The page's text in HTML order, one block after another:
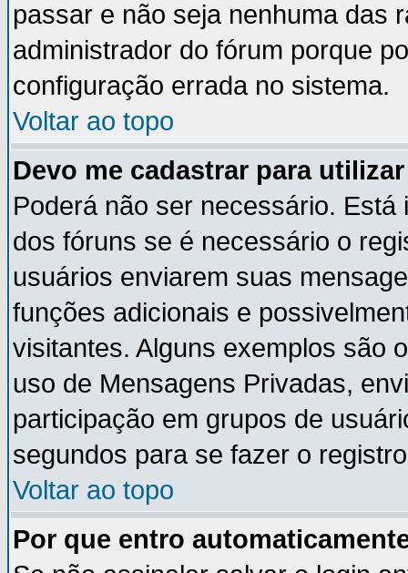
passar e não seja nenhuma das
administrador do fórum porque
configuração errada no sistema.
Voltar ao topo
Devo me cadastrar para
Poderá não ser necessário.
dos fóruns se é necessário o
usuários enviarem suas
funções adicionais e
visitantes. Alguns exemplos são
uso de Mensagens Privadas,
participação em grupos de
segundos para se fazer o
Voltar ao topo
Por que entro